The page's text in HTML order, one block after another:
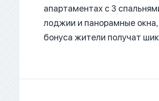
апартаментах с 3
лоджии и панорамные
бонуса жители получат